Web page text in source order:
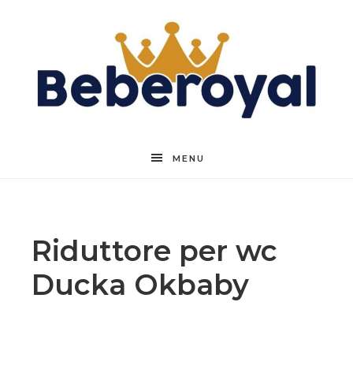
Beberoyal
MENU
Riduttore per wc
Ducka Okbaby